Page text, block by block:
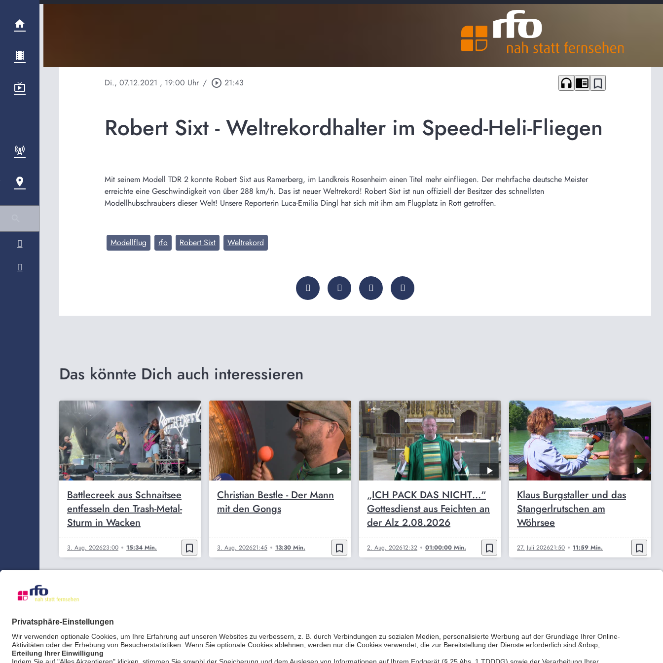
Di., 07.12.2021 , 19:00 Uhr / play_circle_outline 21:43 headphones chrome_reader_mode bookmark_border
Robert Sixt - Weltrekordhalter im Speed-Heli-Fliegen
Mit seinem Modell TDR 2 konnte Robert Sixt aus Ramerberg, im Landkreis Rosenheim einen Titel mehr einfliegen. Der mehrfache deutsche Meister
erreichte eine Geschwindigkeit von über 288 km/h. Das ist neuer Weltrekord! Robert Sixt ist nun offiziell der Besitzer des schnellsten
Modellhubschraubers dieser Welt! Unsere Reporterin Luca-Emilia Dingl hat sich mit ihm am Flugplatz in Rott getroffen.
Modellflug rfo Robert Sixt Weltrekord
Das könnte Dich auch interessieren
Battlecreek aus Schnaitsee
entfesseln den Trash-Metal-
Sturm in Wacken
3. Aug. 202623:00 15:34 Min. bookmark_border
Christian Bestle - Der Mann
mit den Gongs
3. Aug. 202621:45 13:30 Min. bookmark_border
„ICH PACK DAS NICHT…“
Gottesdienst aus Feichten an
der Alz 2.08.2026
2. Aug. 202612:32 01:00:00 Min. bookmark_border
Klaus Burgstaller und das
Stangerlrutschen am
Wöhrsee
27. Juli 202621:50 11:59 Min. bookmark_border